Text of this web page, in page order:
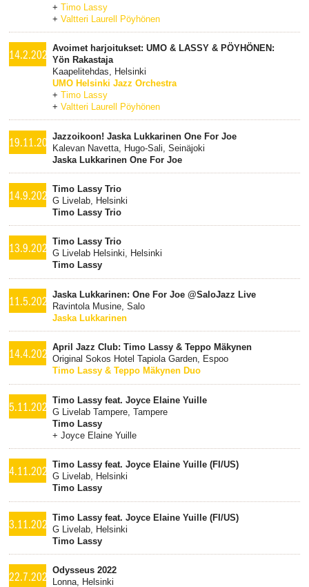
+Timo Lassy
+Valtteri Laurell Pöyhönen
14.2.2024Avoimet harjoitukset: UMO & LASSY & PÖYHÖNEN:
Yön Rakastaja
Kaapelitehdas, Helsinki
UMO Helsinki Jazz Orchestra
+Timo Lassy
+Valtteri Laurell Pöyhönen
19.11.2023Jazzoikoon! Jaska Lukkarinen One For Joe
Kalevan Navetta, Hugo-Sali, Seinäjoki
Jaska Lukkarinen One For Joe
14.9.2023Timo Lassy Trio
G Livelab, Helsinki
Timo Lassy Trio
13.9.2023Timo Lassy Trio
G Livelab Helsinki, Helsinki
Timo Lassy
11.5.2023Jaska Lukkarinen: One For Joe @SaloJazz Live
Ravintola Musine, Salo
Jaska Lukkarinen
14.4.2023April Jazz Club: Timo Lassy & Teppo Mäkynen
Original Sokos Hotel Tapiola Garden, Espoo
Timo Lassy & Teppo Mäkynen Duo
5.11.2022Timo Lassy feat. Joyce Elaine Yuille
G Livelab Tampere, Tampere
Timo Lassy
+ Joyce Elaine Yuille
4.11.2022Timo Lassy feat. Joyce Elaine Yuille (FI/US)
G Livelab, Helsinki
Timo Lassy
3.11.2022Timo Lassy feat. Joyce Elaine Yuille (FI/US)
G Livelab, Helsinki
Timo Lassy
22.7.2022Odysseus 2022
Lonna, Helsinki